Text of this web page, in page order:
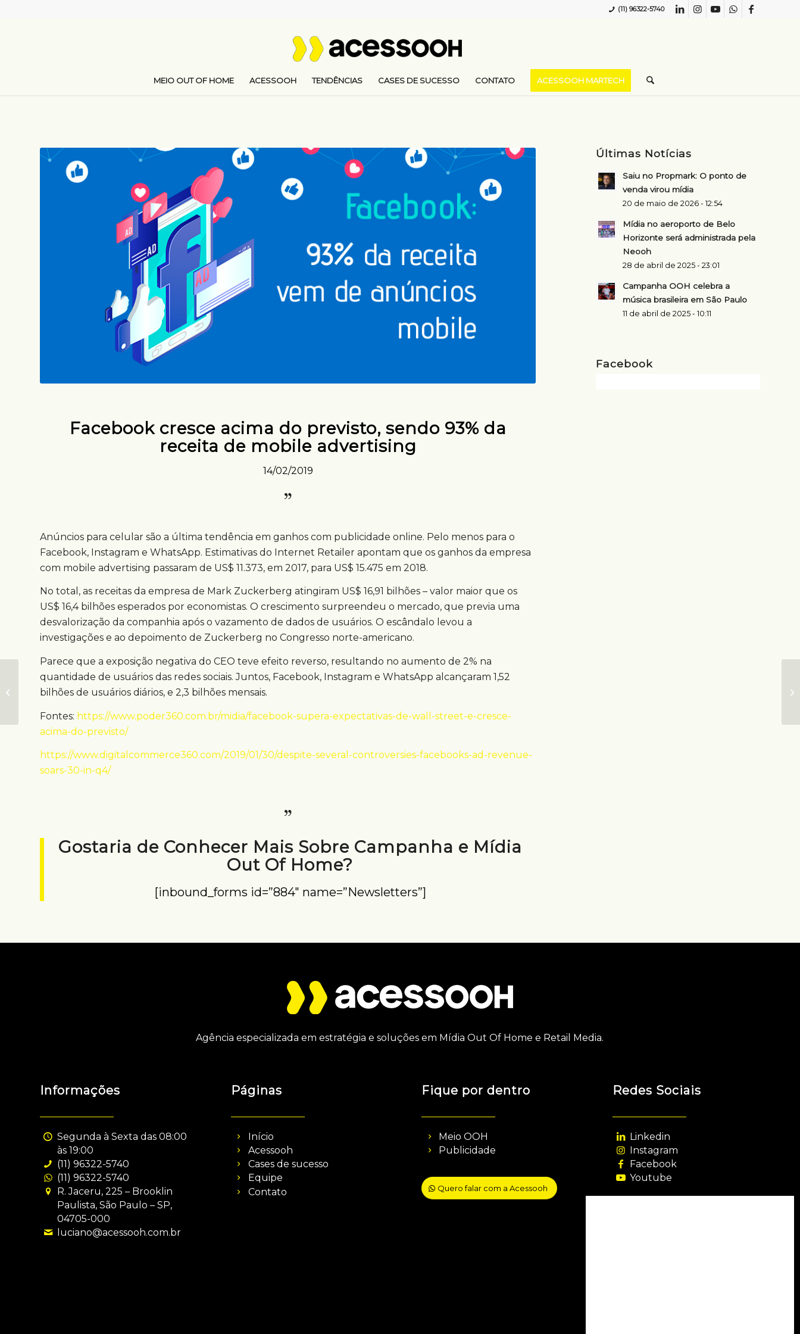
(11) 96322-5740
MEIO OUT OF HOME ACESSOOH TENDÊNCIAS CASES DE SUCESSO CONTATO ACESSOOH MARTECH
Facebook cresce acima do previsto, sendo 93% da
receita de mobile advertising
14/02/2019
Anúncios para celular são a última tendência em ganhos com publicidade online. Pelo menos para o
Facebook, Instagram e WhatsApp. Estimativas do Internet Retailer apontam que os ganhos da empresa
com mobile advertising passaram de US$ 11.373, em 2017, para US$ 15.475 em 2018.
No total, as receitas da empresa de Mark Zuckerberg atingiram US$ 16,91 bilhões – valor maior que os
US$ 16,4 bilhões esperados por economistas. O crescimento surpreendeu o mercado, que previa uma
desvalorização da companhia após o vazamento de dados de usuários. O escândalo levou a
investigações e ao depoimento de Zuckerberg no Congresso norte-americano.
Parece que a exposição negativa do CEO teve efeito reverso, resultando no aumento de 2% na
quantidade de usuários das redes sociais. Juntos, Facebook, Instagram e WhatsApp alcançaram 1,52
bilhões de usuários diários, e 2,3 bilhões mensais.
Fontes: https://www.poder360.com.br/midia/facebook-supera-expectativas-de-wall-street-e-cresce-
acima-do-previsto/
https://www.digitalcommerce360.com/2019/01/30/despite-several-controversies-facebooks-ad-revenue-
soars-30-in-q4/
Gostaria de Conhecer Mais Sobre Campanha e Mídia
Out Of Home?
[inbound_forms id=”884″ name=”Newsletters”]
Últimas Notícias
Saiu no Propmark: O ponto de
venda virou mídia
20 de maio de 2026 - 12:54
Mídia no aeroporto de Belo
Horizonte será administrada pela
Neooh
28 de abril de 2025 - 23:01
Campanha OOH celebra a
música brasileira em São Paulo
11 de abril de 2025 - 10:11
Facebook
Agência especializada em estratégia e soluções em Mídia Out Of Home e Retail Media.
Informações
Segunda à Sexta das 08:00
às 19:00
(11) 96322-5740
(11) 96322-5740
R. Jaceru, 225 – Brooklin
Paulista, São Paulo – SP,
04705-000
luciano@acessooh.com.br
Páginas
Início
Acessooh
Cases de sucesso
Equipe
Contato
Fique por dentro
Meio OOH
Publicidade
Quero falar com a Acessooh
Redes Sociais
Linkedin
Instagram
Facebook
Youtube
Busca da Amazon
ultrapassa Google
em pesquisa de
produtos online